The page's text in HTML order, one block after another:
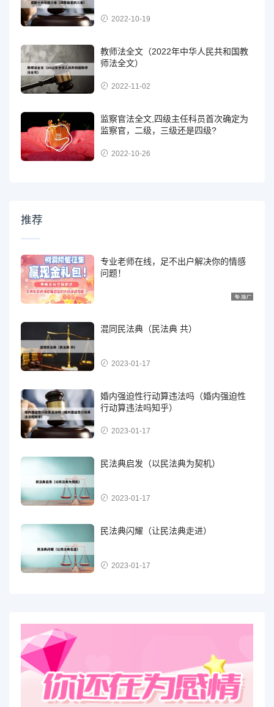
2022-10-19
教师法全文（2022年中华人民共和国教
师法全文）
2022-11-02
监察官法全文,四级主任科员首次确定为
监察官，二级，三级还是四级?
2022-10-26
推荐
专业老师在线，足不出户解决你的情感
问题！
混同民法典（民法典 共）
2023-01-17
婚内强迫性行动算违法吗（婚内强迫性
行动算违法吗知乎）
2023-01-17
民法典启发（以民法典为契机）
2023-01-17
民法典闪耀（让民法典走进）
2023-01-17